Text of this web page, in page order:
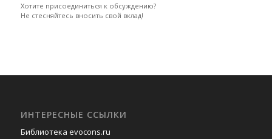
Хотите присоединиться к обсуждению?
Не стесняйтесь вносить свой вклад!
ИНТЕРЕСНЫЕ ССЫЛКИ
Библиотека evocons.ru